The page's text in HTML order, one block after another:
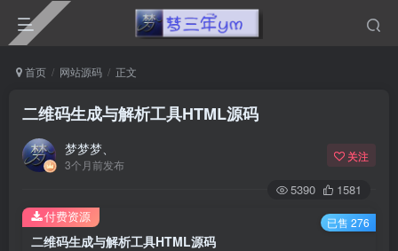
首页 网站源码 正文
二维码生成与解析工具HTML源码
梦梦梦、
3个月前发布
关注
5390 1581
二维码生成与解析工具HTML源码
付费资源 已售 276